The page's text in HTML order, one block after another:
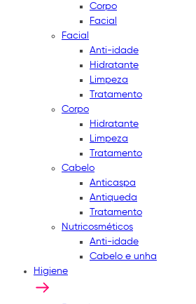
Corpo
Facial
Facial
Anti-idade
Hidratante
Limpeza
Tratamento
Corpo
Hidratante
Limpeza
Tratamento
Cabelo
Anticaspa
Antiqueda
Tratamento
Nutricosméticos
Anti-idade
Cabelo e unha
Higiene